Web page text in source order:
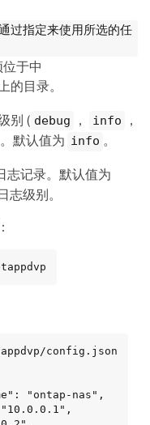
指定来使用所选的任
于中
的目录。
别 ( debug ， info ，
默认值为 info 。
志记录。默认值为
志级别。
config.json